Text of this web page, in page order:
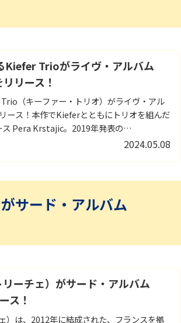
Kiefer Trioがライヴ・アルバム
リース！
（キーファー・トリオ）がライヴ・アル
ス！本作でKieferとともにトリオを組んだ
Pera Krstajic。2019年発表の
か、アルバムには、ライヴの人気曲に加
2024.05.08
サード・アルバム
ーチェ）がサード・アルバム
ス！
は、2012年に結成された、フランスを拠